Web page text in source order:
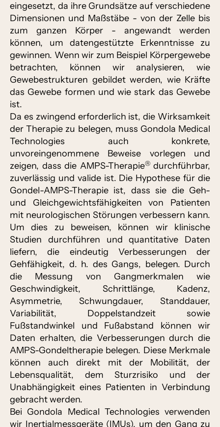
eingesetzt, da ihre Grundsätze auf verschiedene
Dimensionen und Maßstäbe - von der Zelle bis
zum ganzen Körper - angewandt werden
können, um datengestützte Erkenntnisse zu
gewinnen. Wenn wir zum Beispiel Körpergewebe
betrachten, können wir analysieren, wie
Gewebestrukturen gebildet werden, wie Kräfte
das Gewebe formen und wie stark das Gewebe
ist.
Da es zwingend erforderlich ist, die Wirksamkeit
der Therapie zu belegen, muss Gondola Medical
Technologies auch konkrete,
unvoreingenommene Beweise vorlegen und
zeigen, dass die AMPS-Therapie®durchführbar,
zuverlässig und valide ist. Die Hypothese für die
Gondel-AMPS-Therapie ist, dass sie die Geh-
und Gleichgewichtsfähigkeiten von Patienten
mit neurologischen Störungen verbessern kann.
Um dies zu beweisen, können wir klinische
Studien durchführen und quantitative Daten
liefern, die eindeutig Verbesserungen der
Gehfähigkeit, d. h. des Gangs, belegen. Durch
die Messung von Gangmerkmalen wie
Geschwindigkeit, Schrittlänge, Kadenz,
Asymmetrie, Schwungdauer, Standdauer,
Variabilität, Doppelstandzeit sowie
Fußstandwinkel und Fußabstand können wir
Daten erhalten, die Verbesserungen durch die
AMPS-Gondeltherapie belegen. Diese Merkmale
können auch direkt mit der Mobilität, der
Lebensqualität, dem Sturzrisiko und der
Unabhängigkeit eines Patienten in Verbindung
gebracht werden.
Bei Gondola Medical Technologies verwenden
wir Inertialmessgeräte (IMUs), um den Gang zu